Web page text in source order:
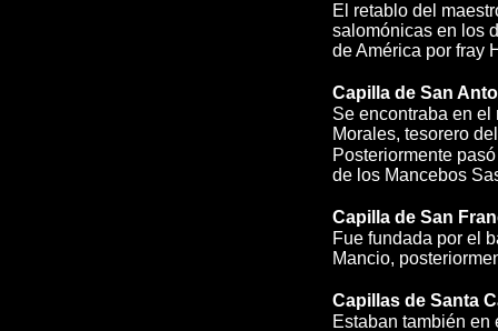
El retablo del
salomónicas en los
de América por fray
Capilla de San
Se encontraba en
Morales, tesorero
Posteriormente
de los Mancebos
Capilla de San
Fue fundada por el
Mancio,
Capillas de Santa
Estaban también